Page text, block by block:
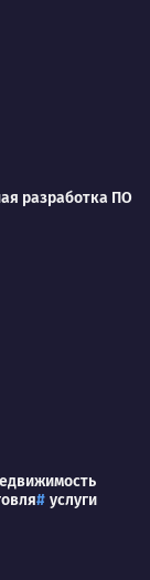
разработка ПО
услуги